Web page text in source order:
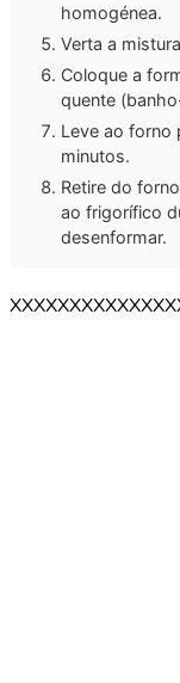
homogénea.
Verta a
Coloque a
quente
Leve ao forno
minutos.
Retire do
ao frigorífico
desenformar.